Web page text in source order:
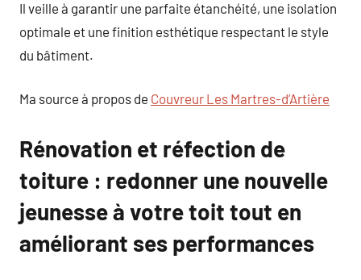
Il veille à garantir une parfaite étanchéité, une isolation
optimale et une finition esthétique respectant le style
du bâtiment.
Ma source à propos de Couvreur Les Martres-d’Artière
Rénovation et réfection de
toiture : redonner une nouvelle
jeunesse à votre toit tout en
améliorant ses performances